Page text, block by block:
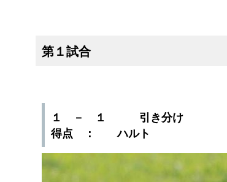
第１試合
１ － １ 引き分け
得点 ： ハルト